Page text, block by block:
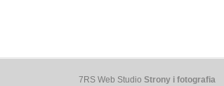
7RS Web Studio Strony i fotografia